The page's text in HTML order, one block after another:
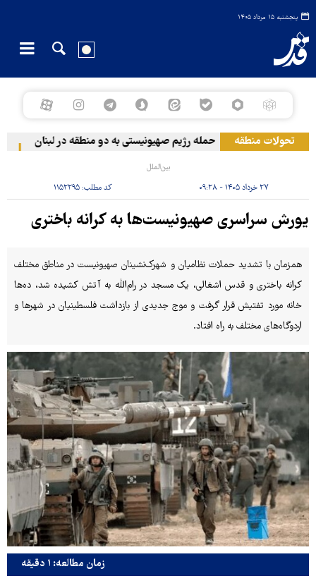
پنجشنبه ۱۵ مرداد ۱۴۰۵
تحولات منطقه حمله رژیم صهیونیستی به دو منطقه در لبنان
بین‌الملل
۲۷ خرداد ۱۴۰۵ - ۰۹:۲۸ کد مطلب:۱۱۵۲۲۹۵
یورش سراسری صهیونیست‌ها به کرانه باختری
همزمان با تشدید حملات نظامیان و شهرک‌نشینان صهیونیست در مناطق مختلف
کرانه باختری و قدس اشغالی، یک مسجد در رام‌الله به آتش کشیده شد، ده‌ها
خانه مورد تفتیش قرار گرفت و موج جدیدی از بازداشت فلسطینیان در شهرها و
اردوگاه‌های مختلف به راه افتاد.
زمان مطالعه: ۱ دقیقه